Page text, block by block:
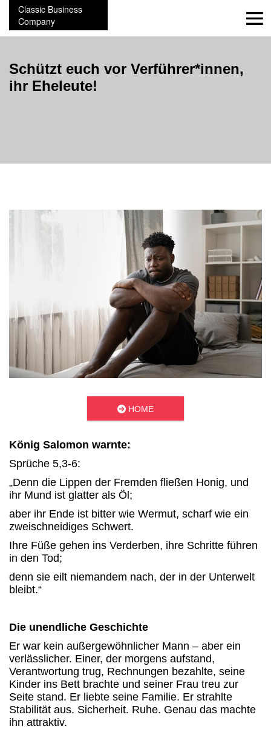
Classic Business
Company
Schützt euch vor Verführer*innen,
ihr Eheleute!
 HOME
König Salomon warnte:
Sprüche 5,3-6:
„Denn die Lippen der Fremden fließen Honig, und
ihr Mund ist glatter als Öl;
aber ihr Ende ist bitter wie Wermut, scharf wie ein
zweischneidiges Schwert.
Ihre Füße gehen ins Verderben, ihre Schritte führen
in den Tod;
denn sie eilt niemandem nach, der in der Unterwelt
bleibt.“
Die unendliche Geschichte
Er war kein außergewöhnlicher Mann – aber ein
verlässlicher. Einer, der morgens aufstand,
Verantwortung trug, Rechnungen bezahlte, seine
Kinder ins Bett brachte und seiner Frau treu zur
Seite stand. Er liebte seine Familie. Er strahlte
Stabilität aus. Sicherheit. Ruhe. Genau das machte
ihn attraktiv.